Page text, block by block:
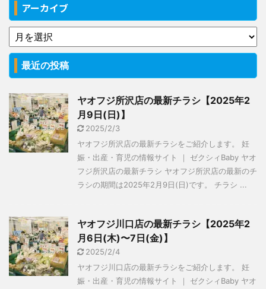
アーカイブ
最近の投稿
ヤオフジ所沢店の最新チラシ【2025年2
月9日(日)】
2025/2/3
ヤオフジ所沢店の最新チラシをご紹介します。 妊
娠・出産・育児の情報サイト ｜ ゼクシィBaby ヤオ
フジ所沢店の最新チラシ ヤオフジ所沢店の最新のチ
ラシの期間は2025年2月9日(日)です。 チラシ ...
ヤオフジ川口店の最新チラシ【2025年2
月6日(木)〜7日(金)】
2025/2/4
ヤオフジ川口店の最新チラシをご紹介します。 妊
娠・出産・育児の情報サイト ｜ ゼクシィBaby ヤオ